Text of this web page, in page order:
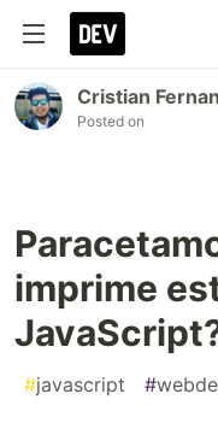
Cristian
Posted on
imprime
#javascript #